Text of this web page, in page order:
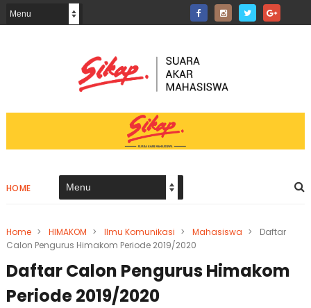
HOME
Home > HIMAKOM > Ilmu Komunikasi > Mahasiswa >
Daftar
Calon Pengurus Himakom Periode 2019/2020
Daftar Calon Pengurus Himakom
Periode 2019/2020